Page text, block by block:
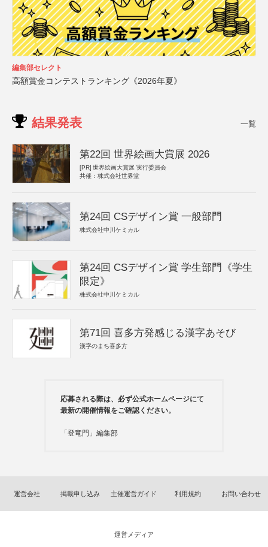
編集部セレクト
高額賞金コンテストランキング《2026年夏》
結果発表 一覧
第22回 世界絵画大賞展 2026
[PR] 世界絵画大賞展 実行委員会
共催：株式会社世界堂
第24回 CSデザイン賞 一般部門
株式会社中川ケミカル
第24回 CSデザイン賞 学生部門《学生
限定》
株式会社中川ケミカル
第71回 喜多方発感じる漢字あそび
漢字のまち喜多方
応募される際は、必ず公式ホームページにて
最新の開催情報をご確認ください。
「登竜門」編集部
運営会社 掲載申し込み 主催運営ガイド 利用規約 お問い合わせ
運営メディア